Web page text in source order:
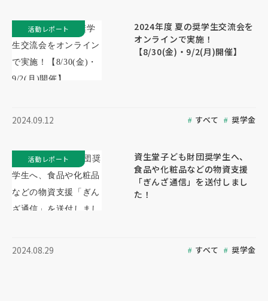
2024年度 夏の奨学生交流会を
オンラインで実施！
【8/30(金)・9/2(月)開催】
2024.09.12 すべて 奨学金
活動レポート
資生堂子ども財団奨学生へ、
食品や化粧品などの物資支援
「ぎんざ通信」を送付しまし
た！
2024.08.29 すべて 奨学金
活動レポート